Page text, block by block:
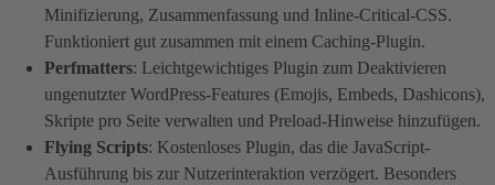
Minifizierung, Zusammenfassung und Inline-Critical-CSS.
Funktioniert gut zusammen mit einem Caching-Plugin.
Perfmatters: Leichtgewichtiges Plugin zum Deaktivieren
ungenutzter WordPress-Features (Emojis, Embeds, Dashicons),
Skripte pro Seite verwalten und Preload-Hinweise hinzufügen.
Flying Scripts: Kostenloses Plugin, das die JavaScript-
Ausführung bis zur Nutzerinteraktion verzögert. Besonders